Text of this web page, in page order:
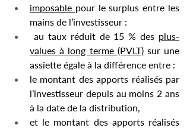
imposable pour le surplus entre les
mains de l’investisseur :
au taux réduit de 15 % des plus-
values à long terme (PVLT) sur une
assiette égale à la différence entre :
le montant des apports réalisés par
l’investisseur depuis au moins 2 ans
à la date de la distribution,
et le montant des apports réalisés